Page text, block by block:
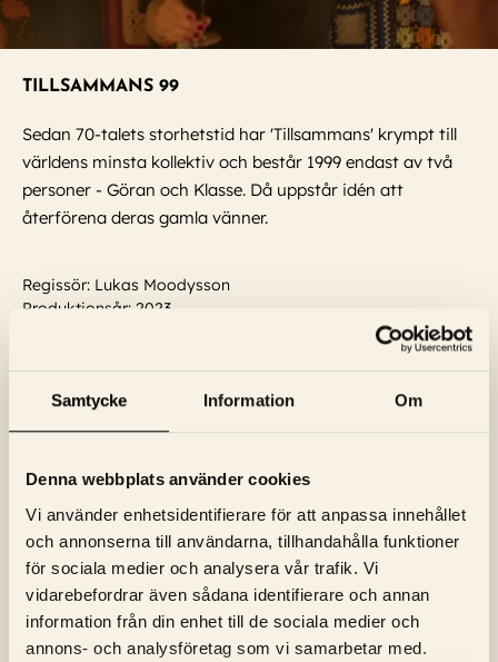
Samtycke Information Om
Denna webbplats använder cookies
Vi använder enhetsidentifierare för att anpassa innehållet
och annonserna till användarna, tillhandahålla funktioner
för sociala medier och analysera vår trafik. Vi
vidarebefordrar även sådana identifierare och annan
information från din enhet till de sociala medier och
annons- och analysföretag som vi samarbetar med.
TILLSAMMANS 99
Sedan 70-talets storhetstid har 'Tillsammans' krympt till
världens minsta kollektiv och består 1999 endast av två
personer - Göran och Klasse. Då uppstår idén att
återförena deras gamla vänner.
Regissör: Lukas Moodysson
Produktionsår: 2023
Visa trailer
NYHETSBREV